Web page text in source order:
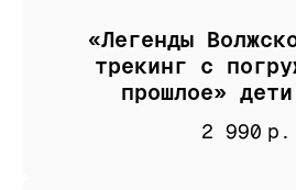
«Легенды
трекинг с
прошлое»
2 990 р.